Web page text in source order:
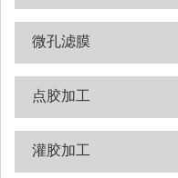
微孔滤膜
点胶加工
灌胶加工